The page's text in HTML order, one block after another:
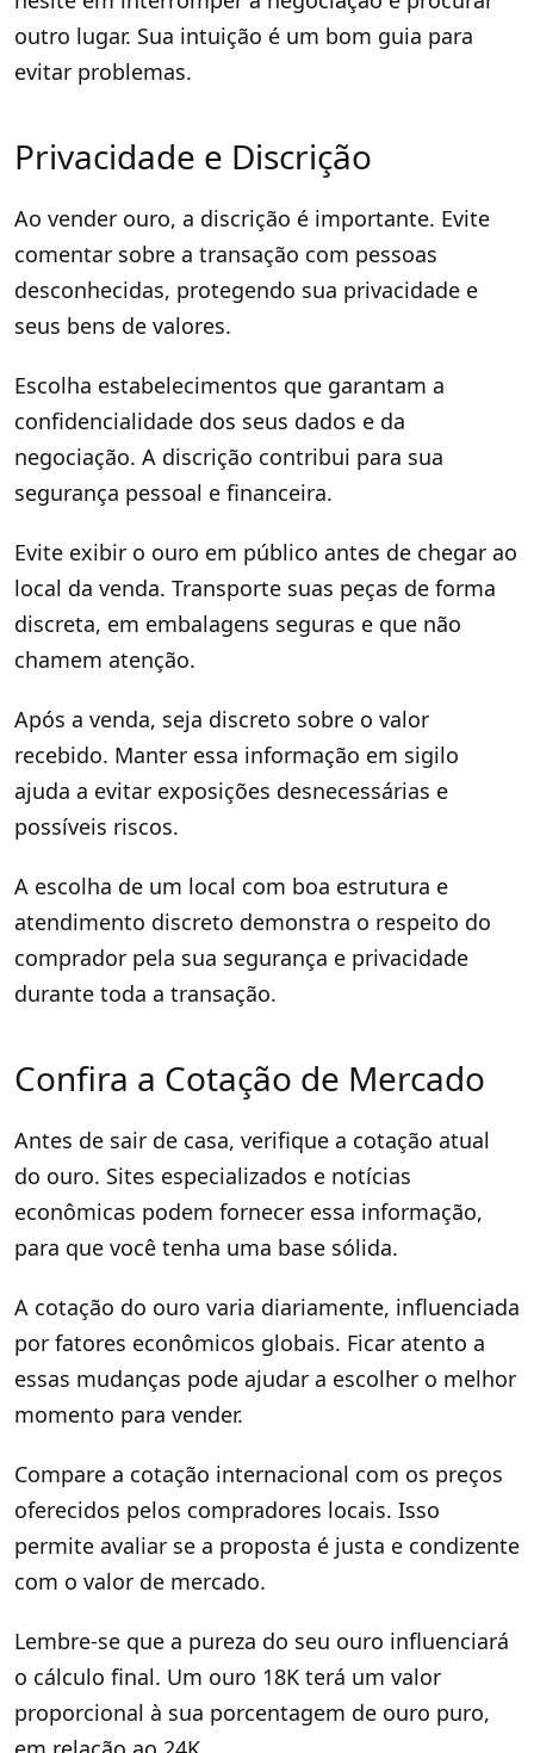
outro lugar. Sua intuição é um bom guia para
evitar problemas.
Privacidade e Discrição
Ao vender ouro, a discrição é importante. Evite
comentar sobre a transação com pessoas
desconhecidas, protegendo sua privacidade e
seus bens de valores.
Escolha estabelecimentos que garantam a
confidencialidade dos seus dados e da
negociação. A discrição contribui para sua
segurança pessoal e financeira.
Evite exibir o ouro em público antes de chegar ao
local da venda. Transporte suas peças de forma
discreta, em embalagens seguras e que não
chamem atenção.
Após a venda, seja discreto sobre o valor
recebido. Manter essa informação em sigilo
ajuda a evitar exposições desnecessárias e
possíveis riscos.
A escolha de um local com boa estrutura e
atendimento discreto demonstra o respeito do
comprador pela sua segurança e privacidade
durante toda a transação.
Confira a Cotação de Mercado
Antes de sair de casa, verifique a cotação atual
do ouro. Sites especializados e notícias
econômicas podem fornecer essa informação,
para que você tenha uma base sólida.
A cotação do ouro varia diariamente, influenciada
por fatores econômicos globais. Ficar atento a
essas mudanças pode ajudar a escolher o melhor
momento para vender.
Compare a cotação internacional com os preços
oferecidos pelos compradores locais. Isso
permite avaliar se a proposta é justa e condizente
com o valor de mercado.
Lembre-se que a pureza do seu ouro influenciará
o cálculo final. Um ouro 18K terá um valor
proporcional à sua porcentagem de ouro puro,